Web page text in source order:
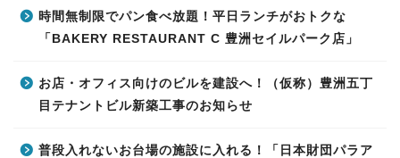
時間無制限でパン食べ放題！平日ランチがおトクな
「BAKERY RESTAURANT C 豊洲セイルパーク店」
お店・オフィス向けのビルを建設へ！（仮称）豊洲五丁
目テナントビル新築工事のお知らせ
普段入れないお台場の施設に入れる！「日本財団パラア